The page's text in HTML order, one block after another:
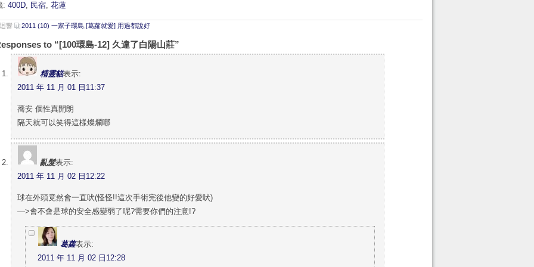
: 400D, 民宿, 花蓮
響 2011 (10) 一家子環島 [葛蘿就愛] 用過都說好
to “[100環島-12] 久違了白陽山莊”
精靈貓表示:
2011 年 11 月 01 日11:37
蕎安 個性真開朗
隔天就可以笑得這樣燦爛哪
亂髮表示:
2011 年 11 月 02 日12:22
球在外頭竟然會一直吠(怪怪!!這次手術完後他變的好愛吠)
—>會不會是球的安全感變弱了呢?需要你們的注意!?
葛蘿表示:
2011 年 11 月 02 日12:28